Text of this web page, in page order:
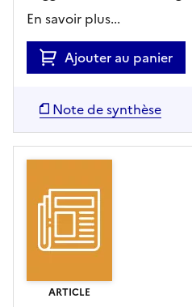
En savoir plus...
Ajouter au panier
Note de synthèse
ARTICLE